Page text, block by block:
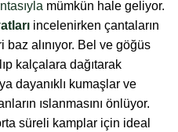
mümkün hale geliyor.
incelenirken çantaların
baz alınıyor. Bel ve göğüs
kalçalara dağıtarak
dayanıklı kumaşlar ve
ıslanmasını önlüyor.
süreli kamplar için ideal